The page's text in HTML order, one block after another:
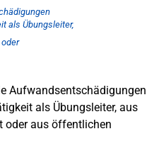
als Übungsleiter,
Aufwandsentschädigungen
als Übungsleiter, aus
oder aus öffentlichen